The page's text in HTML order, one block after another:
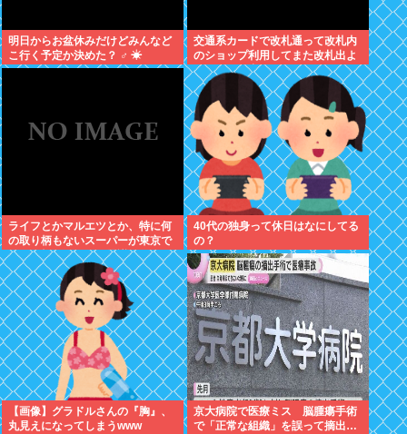
明日からお盆休みだけどみんなど
こ行く予定か決めた？ ‍♂ ☀
交通系カードで改札通って改札内
のショップ利用してまた改札出よ
うとしたら出られなくてワロタ
ライフとかマルエツとか、特に何
の取り柄もないスーパーが東京で
デカい顔してるの不思議だよな、
普通OK行くだろ
40代の独身って休日はなにしてる
の？
【画像】グラドルさんの『胸』、
丸見えになってしまうwww
京大病院で医療ミス 脳腫瘍手術
で「正常な組織」を誤って摘出…